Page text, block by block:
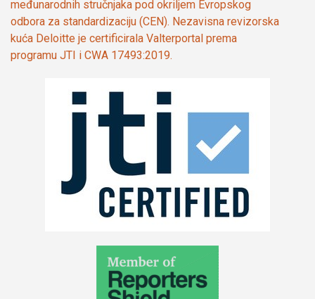
međunarodnih stručnjaka pod okriljem Evropskog
odbora za standardizaciju (CEN). Nezavisna revizorska
kuća Deloitte je certificirala Valterportal prema
programu JTI i CWA 17493:2019.